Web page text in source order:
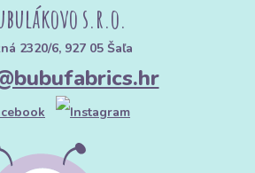
s.r.o.
2320/6, 927 05 Šaľa